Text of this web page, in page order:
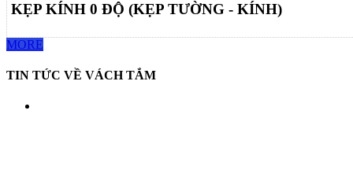
KẸP KÍNH 0 ĐỘ (KẸP TƯỜNG - KÍNH)
MORE
TIN TỨC VỀ VÁCH TẮM